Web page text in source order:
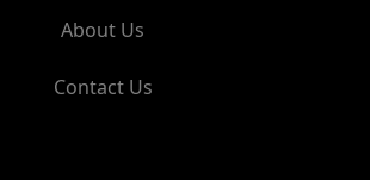
About Us
Contact Us